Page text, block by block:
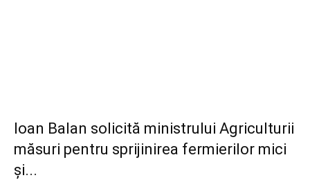
Ioan Balan solicită ministrului Agriculturii
măsuri pentru sprijinirea fermierilor mici
și...